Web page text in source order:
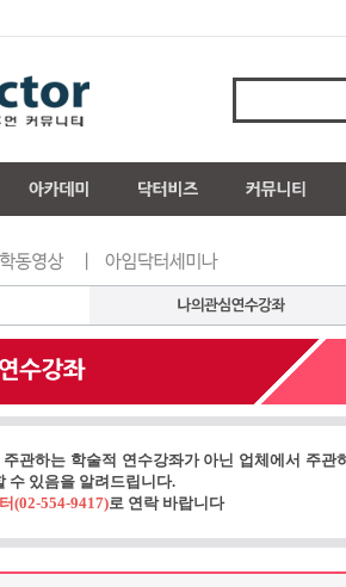
주관하는 학술적 연수강좌가 아닌 업체에서 주
수 있음을 알려드립니다.
(02-554-9417)로 연락 바랍니다